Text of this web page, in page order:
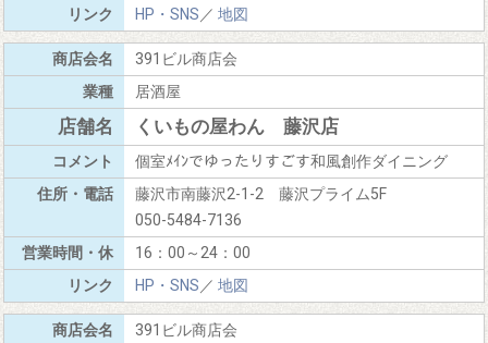
HP・SNS／ 地図
391ビル商店会
居酒屋
くいもの屋わん 藤沢店
個室ﾒｲﾝでゆったりすごす和風創作ダイニング
藤沢市南藤沢2-1-2 藤沢プライム5F
050-5484-7136
16：00～24：00
HP・SNS／ 地図
391ビル商店会